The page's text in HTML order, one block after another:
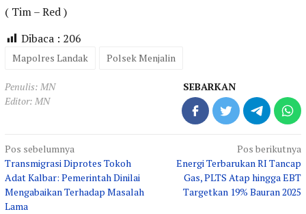
( Tim – Red )
Dibaca : 206
Mapolres Landak Polsek Menjalin
Penulis: MN
Editor: MN
SEBARKAN
Navigasi
pos
Pos sebelumnya
Transmigrasi Diprotes Tokoh
Adat Kalbar: Pemerintah Dinilai
Mengabaikan Terhadap Masalah
Lama
Pos berikutnya
Energi Terbarukan RI Tancap
Gas, PLTS Atap hingga EBT
Targetkan 19% Bauran 2025